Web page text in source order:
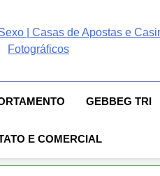
Musas Brasileiras Sexy
GEBBEG TRI
E COMERCIAL